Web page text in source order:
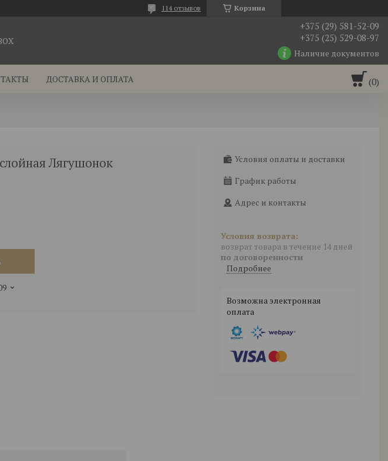
Корзина
114 отзывов
+375 (29) 581-52-09
+375 (25) 529-08-97
Наличие документов
ДОСТАВКА И ОПЛАТА
Лягушонок
Условия оплаты и доставки
График работы
Адрес и контакты
возврат товара в течение 14 дней
по договоренности
Подробнее